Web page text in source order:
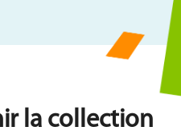
la collection